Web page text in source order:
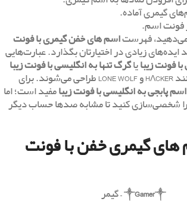
گیمری آماده.
فونت اسم.
می‌دهید، فهرستاسم های خفن گیمری با فونت
ایده‌های زیادی در اختیارتان بگذارد. عبارت‌هایی
فونت زیبایاگرگ تنها به انگلیسی با فونت زیبا
معمولاً با شکل‌هایی مانند HΛCKER و LONE WOLF طراحی می‌شوند. برای
اسم پابجی به انگلیسی با فونت زیبامفید است؛ اما
را شخصی‌سازی کنید تا مشابه صدها حساب دیگر
های گیمری خفن با فونت
༒Gamer༒
– گیمر